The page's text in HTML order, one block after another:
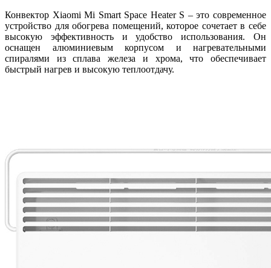
Конвектор Xiaomi Mi Smart Space Heater S – это современное
устройство для обогрева помещений, которое сочетает в себе
высокую эффективность и удобство использования. Он
оснащен алюминиевым корпусом и нагревательными
спиралями из сплава железа и хрома, что обеспечивает
быстрый нагрев и высокую теплоотдачу.